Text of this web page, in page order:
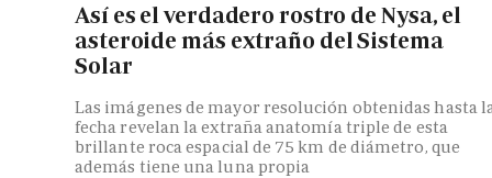
Así es el verdadero rostro de Nysa, el
asteroide más extraño del Sistema
Solar
Las imágenes de mayor resolución obtenidas hasta
fecha revelan la extraña anatomía triple de esta
brillante roca espacial de 75 km de diámetro, que
además tiene una luna propia